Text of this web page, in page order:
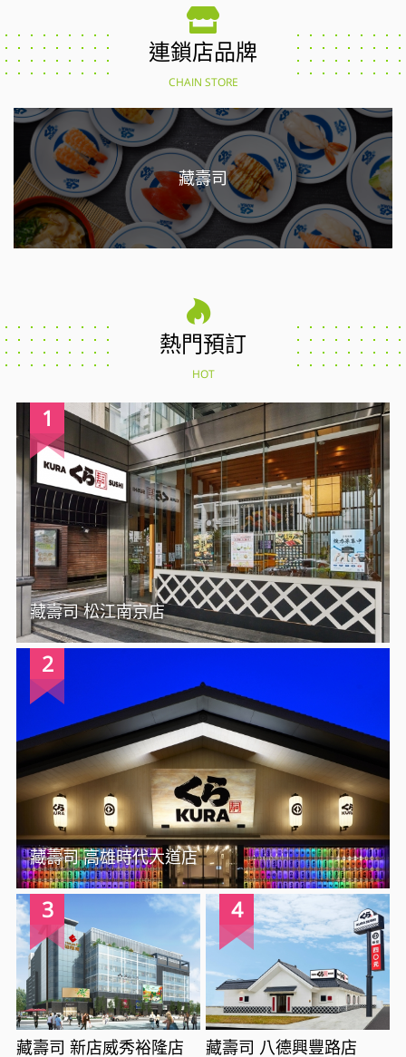
連鎖店品牌
CHAIN STORE
藏壽司
熱門預訂
HOT
1
藏壽司 松江南京店
2
藏壽司 高雄時代大道店
3
藏壽司 新店威秀裕隆店
4
藏壽司 八德興豐路店